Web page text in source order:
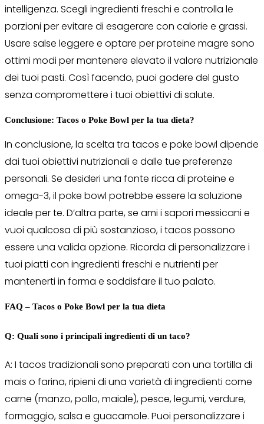
intelligenza. Scegli ingredienti freschi e controlla le
porzioni per evitare di esagerare con calorie e grassi.
Usare salse leggere e optare per proteine magre sono
ottimi modi per mantenere elevato il valore nutrizionale
dei tuoi pasti. Così facendo, puoi godere del gusto
senza compromettere i tuoi obiettivi di salute.
Conclusione: Tacos o Poke Bowl per la tua dieta?
In conclusione, la scelta tra tacos e poke bowl dipende
dai tuoi obiettivi nutrizionali e dalle tue preferenze
personali. Se desideri una fonte ricca di proteine e
omega-3, il poke bowl potrebbe essere la soluzione
ideale per te. D’altra parte, se ami i sapori messicani e
vuoi qualcosa di più sostanzioso, i tacos possono
essere una valida opzione. Ricorda di personalizzare i
tuoi piatti con ingredienti freschi e nutrienti per
mantenerti in forma e soddisfare il tuo palato.
FAQ – Tacos o Poke Bowl per la tua dieta
Q: Quali sono i principali ingredienti di un taco?
A: I tacos tradizionali sono preparati con una tortilla di
mais o farina, ripieni di una varietà di ingredienti come
carne (manzo, pollo, maiale), pesce, legumi, verdure,
formaggio, salsa e guacamole. Puoi personalizzare i